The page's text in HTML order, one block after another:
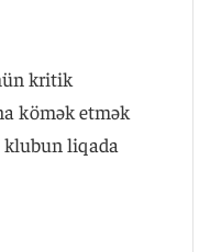
kritik
kömək etmək
klubun liqada